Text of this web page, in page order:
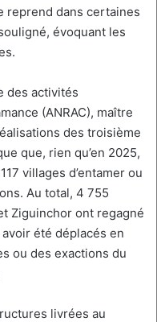
reprend dans certaines
évoquant les
des activités
(ANRAC), maître
des troisième
que, rien qu’en 2025,
villages d’entamer ou
Au total, 4 755
Ziguinchor ont regagné
été déplacés en
ou des exactions du
livrées au